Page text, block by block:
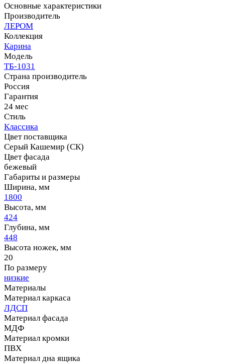
Основные характеристики
Производитель
ЛЕРОМ
Коллекция
Карина
Модель
ТБ-1031
Страна производитель
Россия
Гарантия
24 мес
Стиль
Классика
Цвет поставщика
Серый Кашемир (СК)
Цвет фасада
бежевый
Габариты и размеры
Ширина, мм
1800
Высота, мм
424
Глубина, мм
448
Высота ножек, мм
20
По размеру
низкие
Материалы
Материал каркаса
ЛДСП
Материал фасада
МДФ
Материал кромки
ПВХ
Материал дна ящика